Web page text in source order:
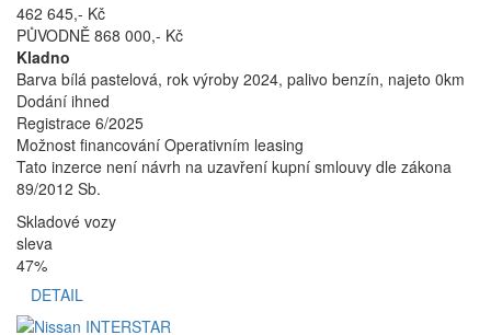
462 645,- Kč
PŮVODNĚ 868 000,- Kč
Kladno
Barva bílá pastelová, rok výroby 2024, palivo benzín, najeto 0km
Dodání ihned
Registrace 6/2025
Možnost financování Operativním leasing
Tato inzerce není návrh na uzavření kupní smlouvy dle zákona
89/2012 Sb.
Skladové vozy
sleva
47%
DETAIL